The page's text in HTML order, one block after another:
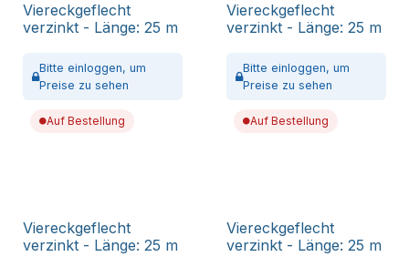
Viereckgeflecht
verzinkt - Länge: 25 m
Bitte einloggen, um
Preise zu sehen
Auf Bestellung
Viereckgeflecht
verzinkt - Länge: 25 m
Bitte einloggen, um
Preise zu sehen
Auf Bestellung
Viereckgeflecht
verzinkt - Länge: 25 m
Viereckgeflecht
verzinkt - Länge: 25 m